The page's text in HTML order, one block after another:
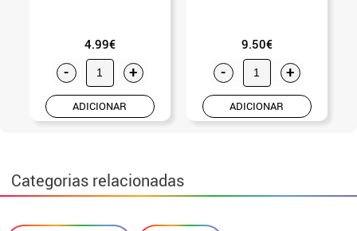
4.99€
- +
ADICIONAR
9.50€
- +
ADICIONAR
Categorias relacionadas